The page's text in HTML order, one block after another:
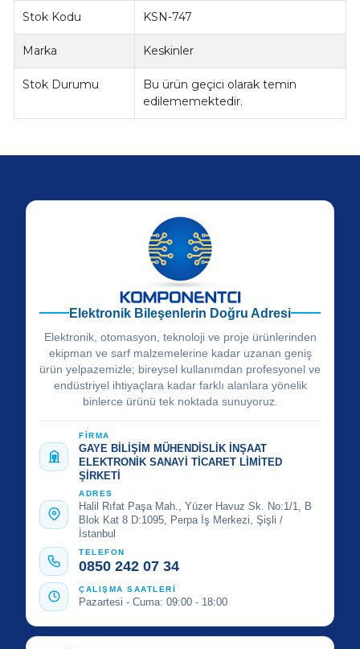
Stok Kodu KSN-747
Marka Keskinler
Stok Durumu
Bu ürün geçici olarak temin
edilememektedir.
Elektronik Bileşenlerin Doğru Adresi
Elektronik, otomasyon, teknoloji ve proje ürünlerinden
ekipman ve sarf malzemelerine kadar uzanan geniş
ürün yelpazemizle; bireysel kullanımdan profesyonel ve
endüstriyel ihtiyaçlara kadar farklı alanlara yönelik
binlerce ürünü tek noktada sunuyoruz.
FİRMA
GAYE BİLİŞİM MÜHENDİSLİK İNŞAAT
ELEKTRONİK SANAYİ TİCARET LİMİTED
ŞİRKETİ
ADRES
Halil Rıfat Paşa Mah., Yüzer Havuz Sk. No:1/1, B
Blok Kat 8 D:1095, Perpa İş Merkezi, Şişli /
İstanbul
TELEFON
0850 242 07 34
ÇALIŞMA SAATLERİ
Pazartesi - Cuma: 09:00 - 18:00